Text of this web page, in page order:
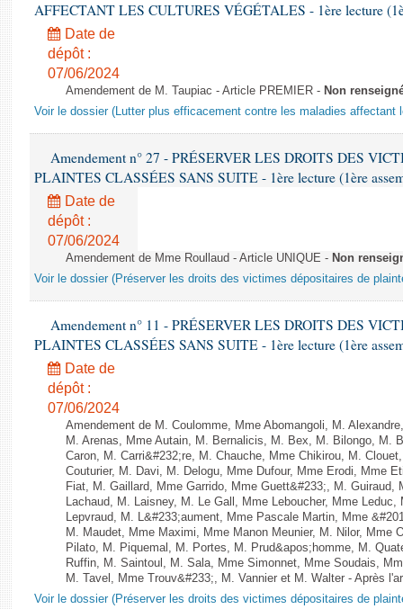
AFFECTANT LES CULTURES VÉGÉTALES - 1ère lecture
Date de
dépôt :
07/06/2024
Amendement de M. Taupiac - Article PREMIER - Non
Voir le dossier (Lutter plus efficacement contre les maladies affectant
Amendement n° 27 - PRÉSERVER LES DROITS DES
PLAINTES CLASSÉES SANS SUITE - 1ère lecture (1ère
Date de
dépôt :
07/06/2024
Amendement de Mme Roullaud - Article UNIQUE - Non
Voir le dossier (Préserver les droits des victimes dépositaires de
Amendement n° 11 - PRÉSERVER LES DROITS DES
PLAINTES CLASSÉES SANS SUITE - 1ère lecture (1ère
Date de
dépôt :
07/06/2024
Amendement de M. Coulomme, Mme Abomangoli, M.
M. Arenas, Mme Autain, M. Bernalicis, M. Bex, M. Bilongo, M.
Caron, M. Carri&#232;re, M. Chauche, Mme Chikirou, M.
Couturier, M. Davi, M. Delogu, Mme Dufour, Mme Erodi, Mme
Fiat, M. Gaillard, Mme Garrido, Mme Guett&#233;, M.
Lachaud, M. Laisney, M. Le Gall, Mme Leboucher, Mme
Lepvraud, M. L&#233;aument, Mme Pascale Martin, Mme
M. Maudet, Mme Maximi, Mme Manon Meunier, M. Nilor, Mme
Pilato, M. Piquemal, M. Portes, M. Prud&apos;homme, M.
Ruffin, M. Saintoul, M. Sala, Mme Simonnet, Mme Soudais,
M. Tavel, Mme Trouv&#233;, M. Vannier et M. Walter - Après
Voir le dossier (Préserver les droits des victimes dépositaires de